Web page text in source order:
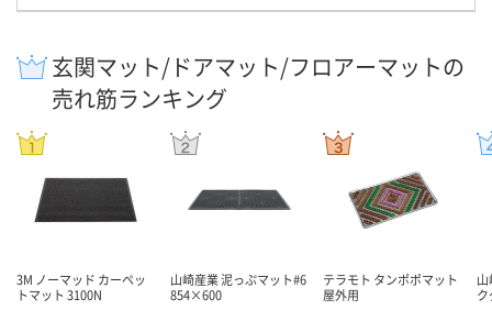
玄関マット/ドアマット/フロアーマットの
売れ筋ランキング
3M ノーマッド カーペッ
トマット 3100N
山崎産業 泥っぷマット#6
854×600
テラモト タンポポマット
屋外用